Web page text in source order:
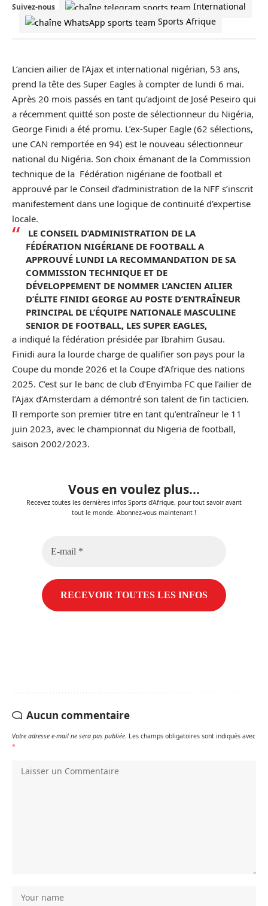
Suivez-nous
International
Sports Afrique
L’ancien ailier de l’Ajax et international nigérian, 53 ans,
prend la tête des Super Eagles à compter de lundi 6 mai.
Après 20 mois passés en tant qu’adjoint de José Peseiro qui
a récemment quitté son poste de sélectionneur du Nigéria,
George Finidi a été promu. L’ex-Super Eagle (62 sélections,
une CAN remportée en 94) est le nouveau sélectionneur
national du Nigéria. Son choix émanant de la Commission
technique de la Fédération nigériane de football et
approuvé par le Conseil d’administration de la NFF s’inscrit
manifestement dans une logique de continuité d’expertise
locale.
LE CONSEIL D’ADMINISTRATION DE LA
FÉDÉRATION NIGÉRIANE DE FOOTBALL A
APPROUVÉ LUNDI LA RECOMMANDATION DE SA
COMMISSION TECHNIQUE ET DE
DÉVELOPPEMENT DE NOMMER L’ANCIEN AILIER
D’ÉLITE FINIDI GEORGE AU POSTE D’ENTRAÎNEUR
PRINCIPAL DE L’ÉQUIPE NATIONALE MASCULINE
SENIOR DE FOOTBALL, LES SUPER EAGLES,
a indiqué la fédération présidée par Ibrahim Gusau.
Finidi aura la lourde charge de qualifier son pays pour la
Coupe du monde 2026 et la Coupe d’Afrique des nations
2025. C’est sur le banc de club d’Enyimba FC que l’ailier de
l’Ajax d’Amsterdam a démontré son talent de fin tacticien.
Il remporte son premier titre en tant qu’entraîneur le 11
juin 2023, avec le championnat du Nigeria de football,
saison 2002/2023.
Vous en voulez plus...
Recevez toutes les dernières infos Sports d'Afrique, pour tout savoir avant
tout le monde. Abonnez-vous maintenant !
Aucun commentaire
Votre adresse e-mail ne sera pas publiée. Les champs obligatoires sont indiqués avec
*